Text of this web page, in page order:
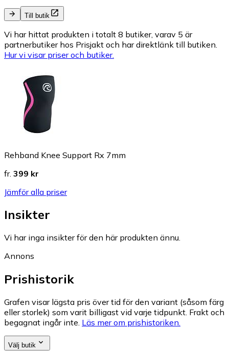
Till butik
Vi har hittat produkten i totalt 8 butiker, varav 5 är
partnerbutiker hos Prisjakt och har direktlänk till butiken.
Hur vi visar priser och butiker.
Rehband Knee Support Rx 7mm
fr. 399 kr
Jämför alla priser
Insikter
Vi har inga insikter för den här produkten ännu.
Annons
Prishistorik
Grafen visar lägsta pris över tid för den variant (såsom färg
eller storlek) som varit billigast vid varje tidpunkt. Frakt och
begagnat ingår inte. Läs mer om prishistoriken.
Välj butik